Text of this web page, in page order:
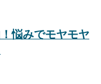
悩みでモヤモヤ